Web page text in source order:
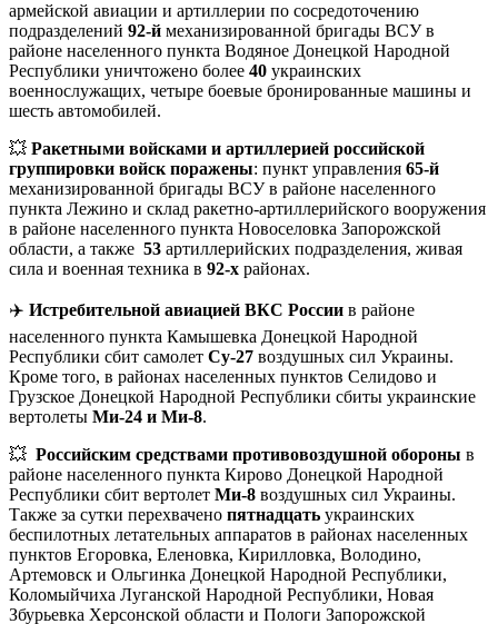
армейской авиации и артиллерии по сосредоточению
подразделений 92-й механизированной бригады ВСУ в
районе населенного пункта Водяное Донецкой Народной
Республики уничтожено более 40 украинских
военнослужащих, четыре боевые бронированные машины и
шесть автомобилей.
💥 Ракетными войсками и артиллерией российской
группировки войск поражены: пункт управления 65-й
механизированной бригады ВСУ в районе населенного
пункта Лежино и склад ракетно-артиллерийского вооружения
в районе населенного пункта Новоселовка Запорожской
области, а также 53 артиллерийских подразделения, живая
сила и военная техника в 92-х районах.
✈️ Истребительной авиацией ВКС России в районе
населенного пункта Камышевка Донецкой Народной
Республики сбит самолет Су-27 воздушных сил Украины.
Кроме того, в районах населенных пунктов Селидово и
Грузское Донецкой Народной Республики сбиты украинские
вертолеты Ми-24 и Ми-8.
💥 Российским средствами противовоздушной обороны в
районе населенного пункта Кирово Донецкой Народной
Республики сбит вертолет Ми-8 воздушных сил Украины.
Также за сутки перехвачено пятнадцать украинских
беспилотных летательных аппаратов в районах населенных
пунктов Егоровка, Еленовка, Кирилловка, Володино,
Артемовск и Ольгинка Донецкой Народной Республики,
Коломыйчиха Луганской Народной Республики, Новая
Збурьевка Херсонской области и Пологи Запорожской